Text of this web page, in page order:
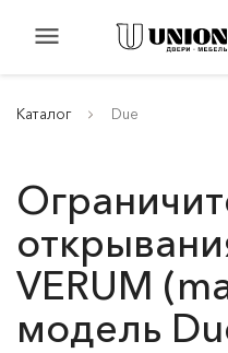
menu
Каталог Due
VERUM
модель